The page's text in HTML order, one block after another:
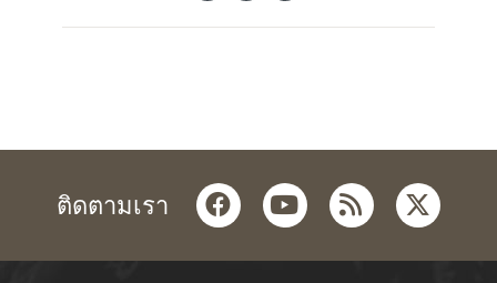
ติดตามเรา facebookyoutube
rss twitter